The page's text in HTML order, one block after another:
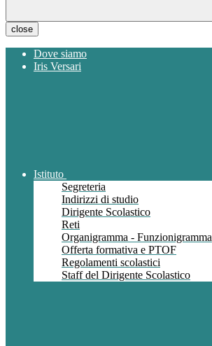
close
Dove siamo
Iris Versari
Istituto
Segreteria
Indirizzi di studio
Dirigente Scolastico
Reti
Organigramma - Funzionigramma
Offerta formativa e PTOF
Regolamenti scolastici
Staff del Dirigente Scolastico